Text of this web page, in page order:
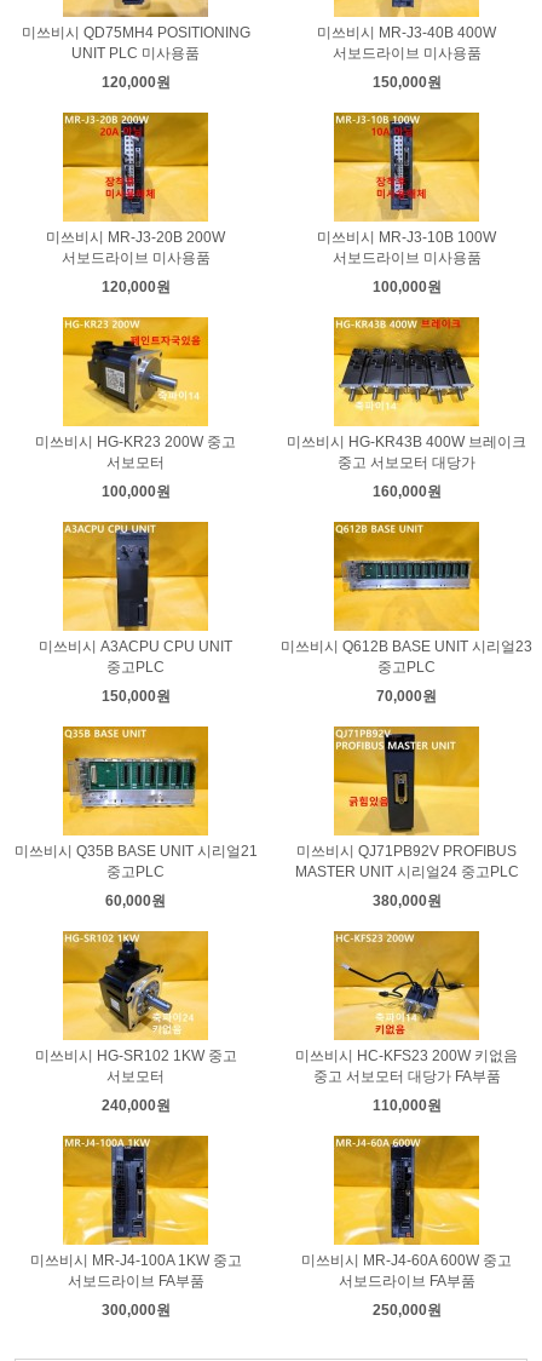
미쓰비시 QD75MH4 POSITIONING
UNIT PLC 미사용품
120,000원
미쓰비시 MR-J3-40B 400W
서보드라이브 미사용품
150,000원
미쓰비시 MR-J3-20B 200W
서보드라이브 미사용품
120,000원
미쓰비시 MR-J3-10B 100W
서보드라이브 미사용품
100,000원
미쓰비시 HG-KR23 200W 중고
서보모터
100,000원
미쓰비시 HG-KR43B 400W 브레이크
중고 서보모터 대당가
160,000원
미쓰비시 A3ACPU CPU UNIT
중고PLC
150,000원
미쓰비시 Q612B BASE UNIT 시리얼23
중고PLC
70,000원
미쓰비시 Q35B BASE UNIT 시리얼21
중고PLC
60,000원
미쓰비시 QJ71PB92V PROFIBUS
MASTER UNIT 시리얼24 중고PLC
380,000원
미쓰비시 HG-SR102 1KW 중고
서보모터
240,000원
미쓰비시 HC-KFS23 200W 키없음
중고 서보모터 대당가 FA부품
110,000원
미쓰비시 MR-J4-100A 1KW 중고
서보드라이브 FA부품
300,000원
미쓰비시 MR-J4-60A 600W 중고
서보드라이브 FA부품
250,000원